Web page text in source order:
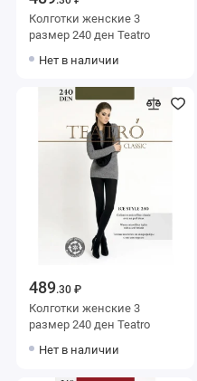
Колготки женские 3
размер 240 ден Teatro
Нет в наличии
489.30 ₽
Колготки женские 3
размер 240 ден Teatro
Нет в наличии